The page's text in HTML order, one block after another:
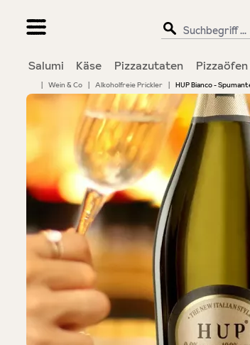
Salumi Käse Pizzazutaten Pizzaöfen
| Wein & Co | Alkoholfreie Prickler | HUP Bianco -
Bildergalerie überspringen